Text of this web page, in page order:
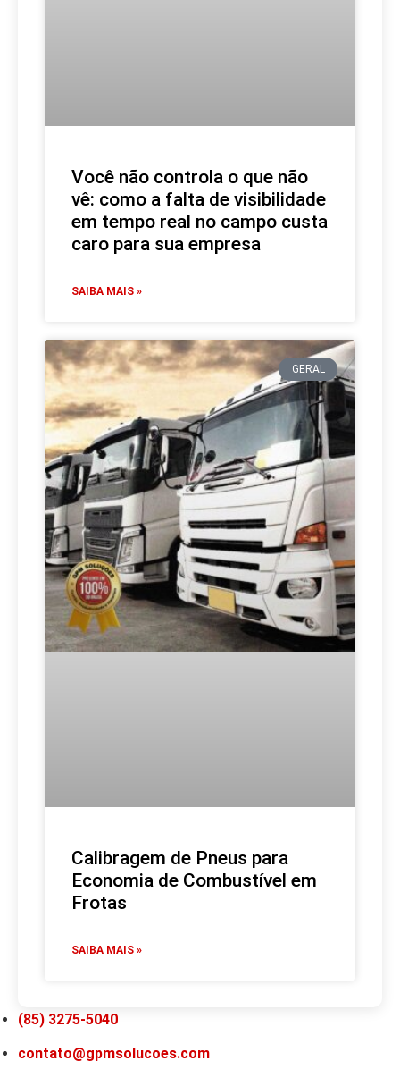
Você não controla o que não
vê: como a falta de visibilidade
em tempo real no campo custa
caro para sua empresa
SAIBA MAIS »
GERAL
Calibragem de Pneus para
Economia de Combustível em
Frotas
SAIBA MAIS »
(85) 3275-5040
contato@gpmsolucoes.com